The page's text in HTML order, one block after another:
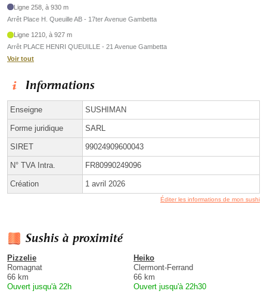
Ligne 258, à 930 m
Arrêt Place H. Queuille AB - 17ter Avenue Gambetta
Ligne 1210, à 927 m
Arrêt PLACE HENRI QUEUILLE - 21 Avenue Gambetta
Voir tout
Informations
Enseigne SUSHIMAN
Forme juridique SARL
SIRET 99024909600043
N° TVA Intra. FR80990249096
Création 1 avril 2026
Éditer les informations de mon sushi
Sushis à proximité
Pizzelie
Romagnat
66 km
Ouvert jusqu'à 22h
Heiko
Clermont-Ferrand
66 km
Ouvert jusqu'à 22h30